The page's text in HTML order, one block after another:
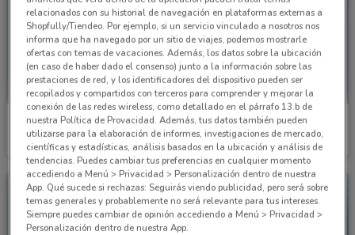
Interceramic
Caduca el 31/12 735 m
Interceramic
Caduca el 31/12 735 m
relacionados con su historial de navegación en plataformas externas a
Shopfully/Tiendeo. Por ejemplo, si un servicio vinculado a nosotros nos
informa que ha navegado por un sitio de viajes, podemos mostrarle
ofertas con temas de vacaciones. Además, los datos sobre la ubicación
(en caso de haber dado el consenso) junto a la información sobre las
prestaciones de red, y los identificadores del dispositivo pueden ser
recopilados y compartidos con terceros para comprender y mejorar la
conexión de las redes wireless, como detallado en el párrafo 13.b de
nuestra Política de Provacidad. Además, tus datos también pueden
utilizarse para la elaboración de informes, investigaciones de mercado,
científicas y estadísticas, análisis basados en la ubicación y análisis de
tendencias. Puedes cambiar tus preferencias en cualquier momento
accediendo a Menú > Privacidad > Personalización dentro de nuestra
App. Qué sucede si rechazas: Seguirás viendo publicidad, pero será sobre
temas generales y probablemente no será relevante para tus intereses.
Siempre puedes cambiar de opinión accediendo a Menú > Privacidad >
Personalización dentro de nuestra App.